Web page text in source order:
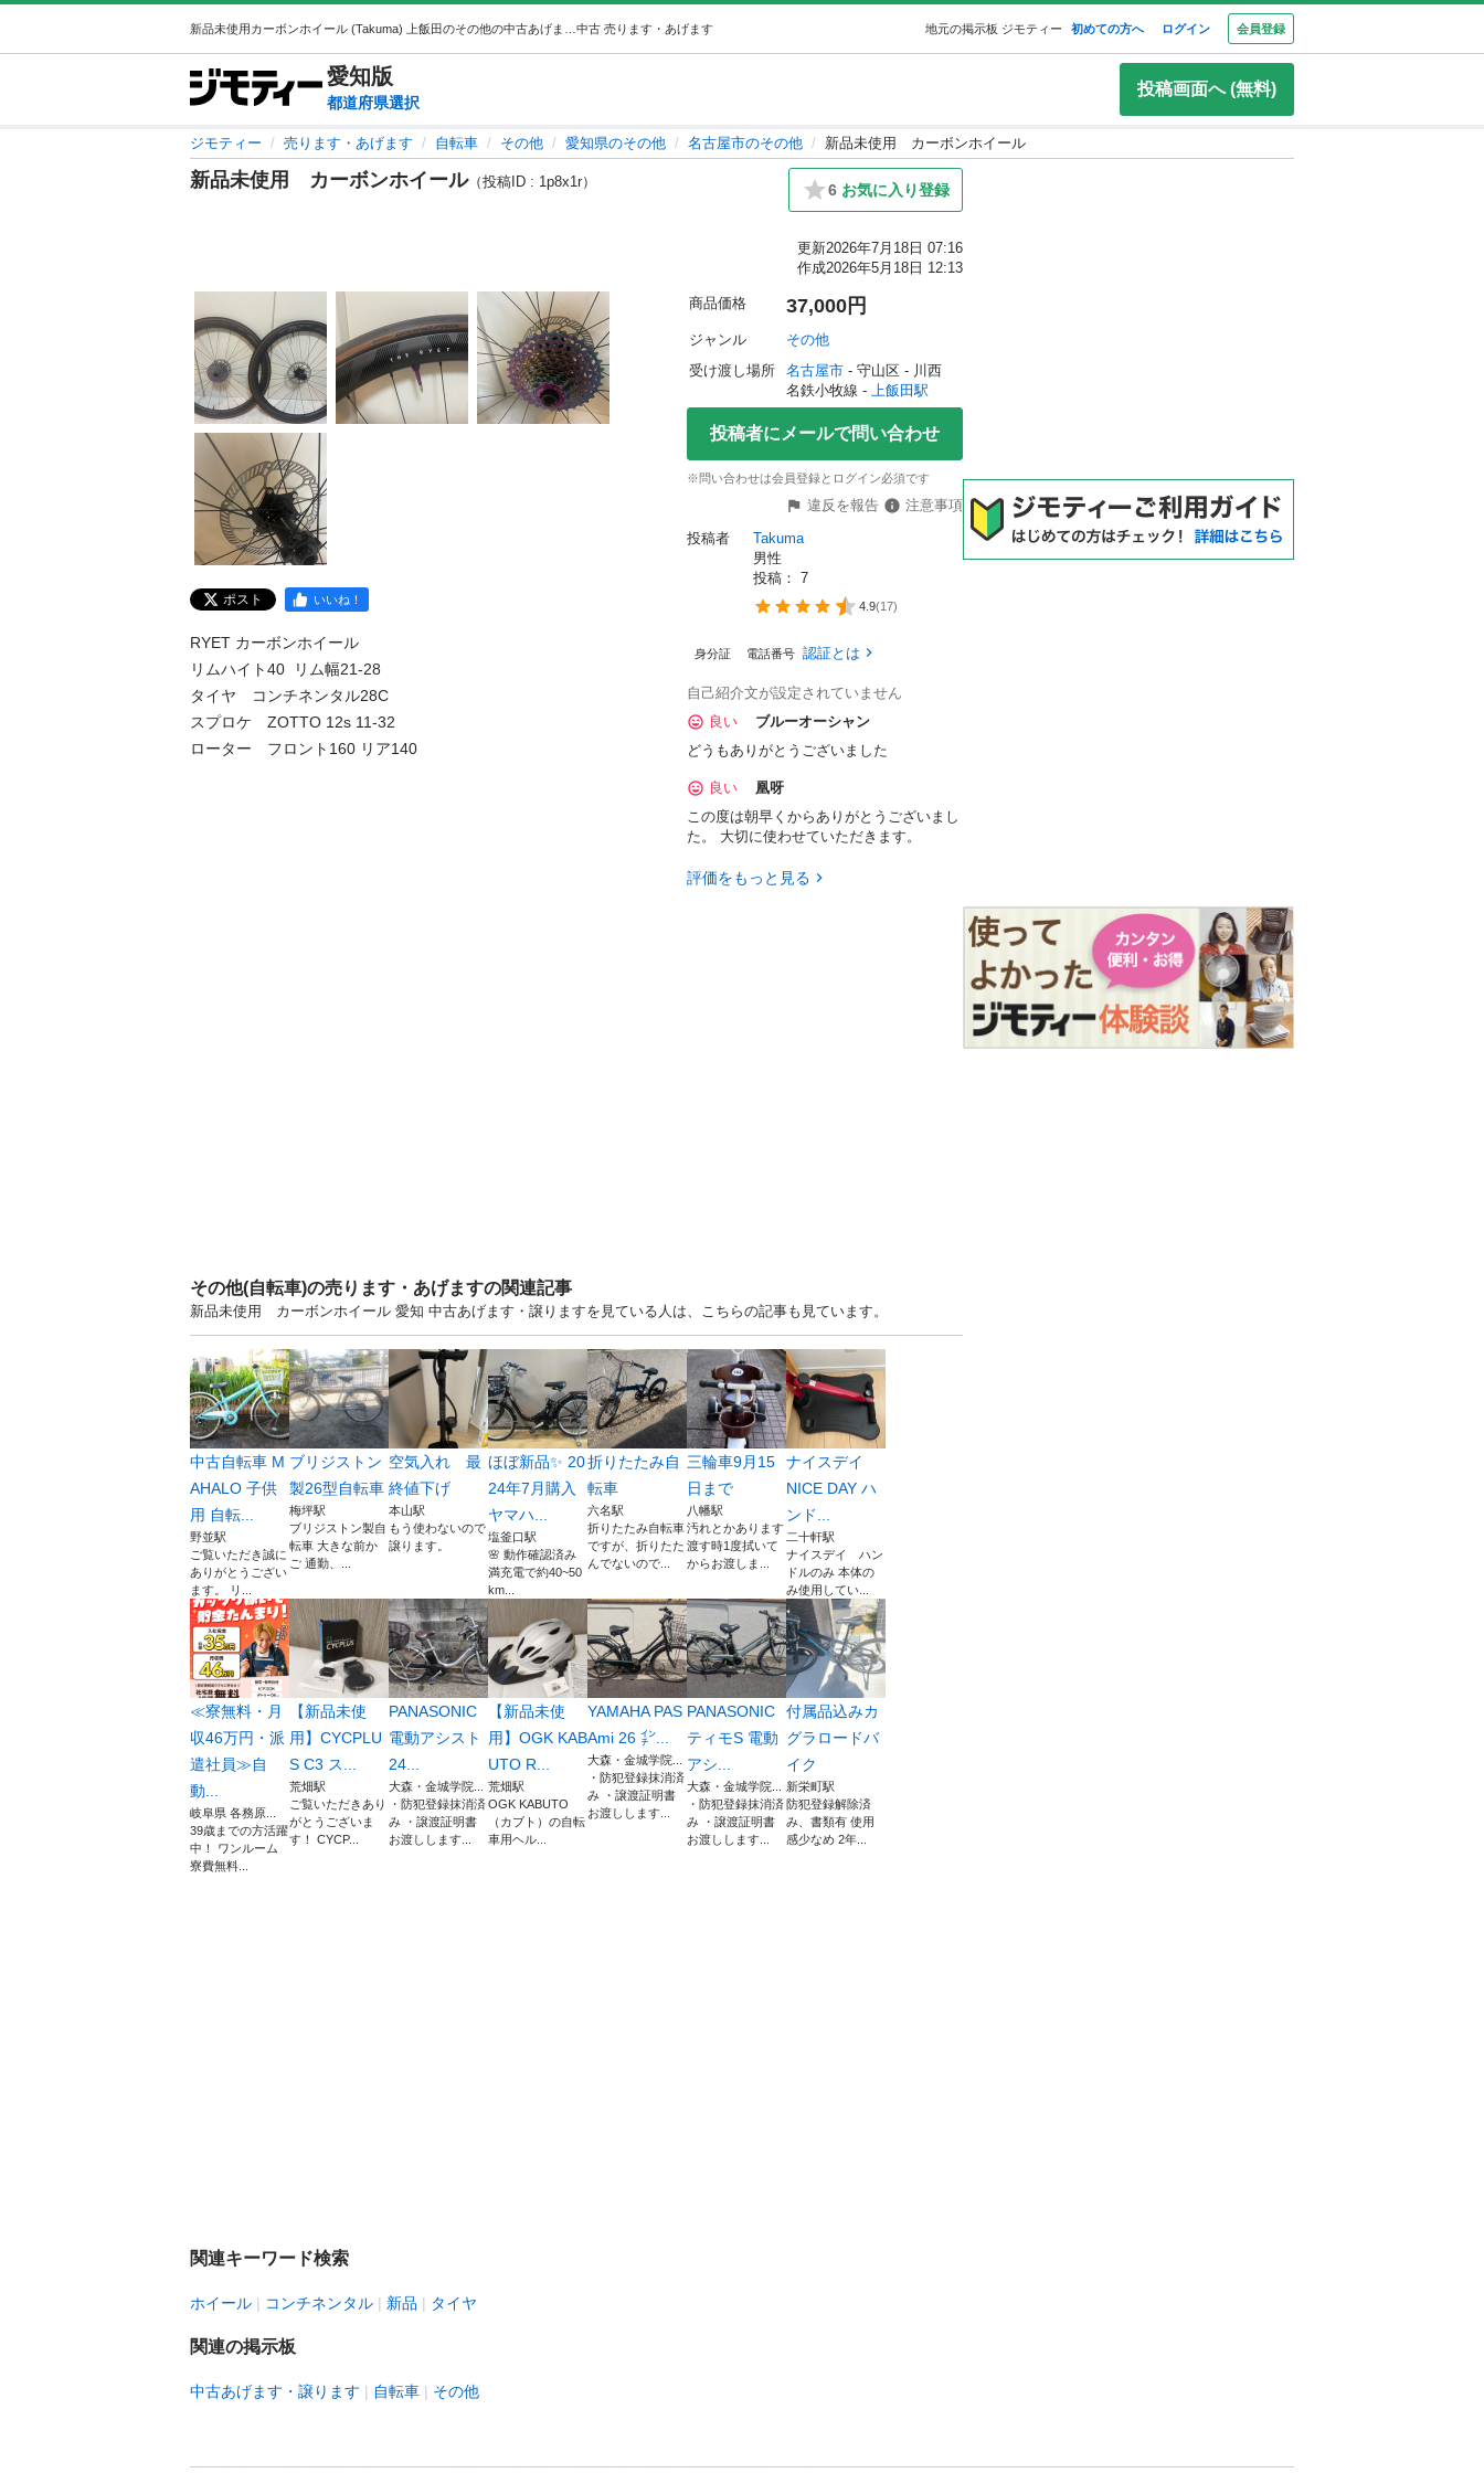
中古 売ります・あげます 地元の掲示板 ジモティー 初めての方へ ログイン 会員登録
愛知版
都道府県選択
投稿画面へ (無料)
ジモティー 売ります・あげます 自転車 その他 愛知県のその他 名古屋市のその他 新品未使用 カーボンホイール
新品未使用 カーボンホイール（投稿ID : 1p8x1r） 6 お気に入り登録
更新2026年7月18日 07:16
作成2026年5月18日 12:13
ポスト いいね！
RYET カーボンホイール
リムハイト40  リム幅21-28
タイヤ　コンチネンタル28C
スプロケ　ZOTTO 12s 11-32
ローター　フロント160 リア140
商品価格 37,000円
ジャンル
その他
受け渡し場所
名古屋市 - 守山区 - 川西
名鉄小牧線 - 上飯田駅
投稿者にメールで問い合わせ
※問い合わせは会員登録とログイン必須です
違反を報告
注意事項
投稿者
Takuma
男性
投稿： 7
4.9(17)
身分証 電話番号 認証とは
自己紹介文が設定されていません
良い
ブルーオーシャン
どうもありがとうございました
良い
凰呀
この度は朝早くからありがとうございまし
た。 大切に使わせていただきます。
評価をもっと見る
その他(自転車)の売ります・あげますの関連記事
新品未使用 カーボンホイール 愛知 中古あげます・譲りますを見ている人は、こちらの記事も見ています。
中古自転車 M
AHALO 子供
用 自転...
野並駅
ご覧いただき誠に
ありがとうござい
ます。 リ...
ブリジストン
製26型自転車
梅坪駅
ブリジストン製自
転車 大きな前か
ご 通勤、...
空気入れ 最
終値下げ
本山駅
もう使わないので
譲ります。
ほぼ新品✨ 20
24年7月購入
ヤマハ...
塩釜口駅
🌸 動作確認済み
満充電で約40~50
km...
折りたたみ自
転車
六名駅
折りたたみ自転車
ですが、折りたた
んでないので...
三輪車9月15
日まで
八幡駅
汚れとかあります
渡す時1度拭いて
からお渡しま...
ナイスデイ
NICE DAY ハ
ンド...
二十軒駅
ナイスデイ ハン
ドルのみ 本体の
み使用してい...
≪寮無料・月
収46万円・派
遣社員≫自
動...
岐阜県 各務原...
39歳までの方活躍
中！ ワンルーム
寮費無料...
【新品未使
用】CYCPLU
S C3 ス...
荒畑駅
ご覧いただきあり
がとうございま
す！ CYCP...
PANASONIC
電動アシスト
24...
大森・金城学院...
・防犯登録抹消済
み ・譲渡証明書
お渡しします...
【新品未使
用】OGK KAB
UTO R...
荒畑駅
OGK KABUTO
（カブト）の自転
車用ヘル...
YAMAHA PAS
Ami 26 ㌅...
大森・金城学院...
・防犯登録抹消済
み ・譲渡証明書
お渡しします...
PANASONIC
ティモS 電動
アシ...
大森・金城学院...
・防犯登録抹消済
み ・譲渡証明書
お渡しします...
付属品込みカ
グラロードバ
イク
新栄町駅
防犯登録解除済
み、書類有 使用
感少なめ 2年...
関連キーワード検索
ホイール コンチネンタル 新品 タイヤ
関連の掲示板
中古あげます・譲ります 自転車 その他